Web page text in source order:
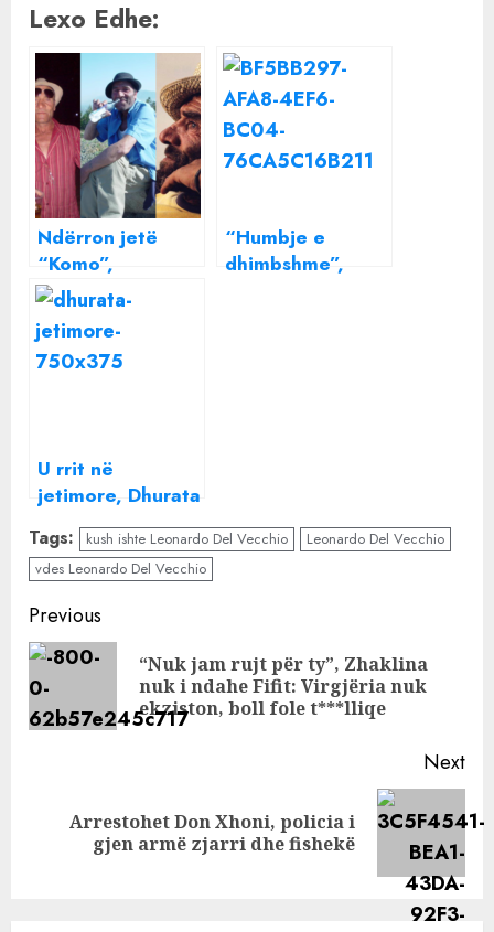
Lexo Edhe:
Ndërron jetë
“Komo”,
endacaku i
FAMSHËM në
Korçë!
“Humbje e
dhimbshme”,
U rrit në
jetimore, Dhurata
rrëfen “tmerrin”:
Flija në tualet,
kujdestaren s’dua
ta shoh me sy
sepse…
Tags: kush ishte Leonardo Del Vecchio
Leonardo Del Vecchio
vdes Leonardo Del Vecchio
Continue
Reading
Previous
“Nuk jam rujt për ty”, Zhaklina
nuk i ndahe Fifit: Virgjëria nuk
ekziston, boll fole t***lliqe
Next
NextArrestohet Don Xhoni, policia i
gjen armë zjarri dhe fishekë